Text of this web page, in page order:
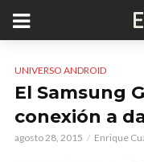
UNIVERSO ANDROID
El Samsung
conexión a
agosto 28, 2015 Enrique